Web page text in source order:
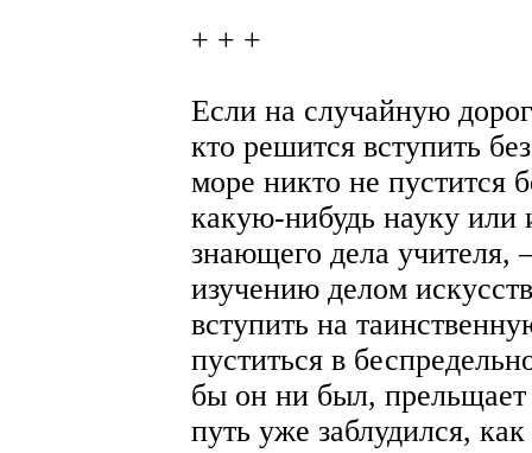
+ + +
Если на случайную
кто решится вступить
море никто не пустится
какую-нибудь науку или
знающего дела учителя,
изучению делом
вступить на
пуститься в
бы он ни был, прельщает
путь уже заблудился,